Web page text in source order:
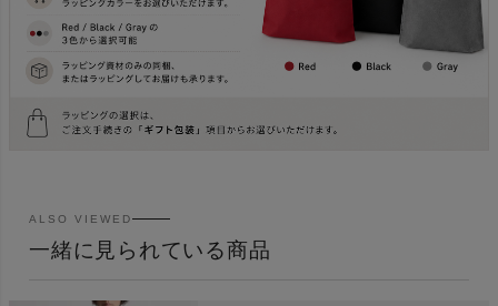
ALSO VIEWED
一緒に見られている商品